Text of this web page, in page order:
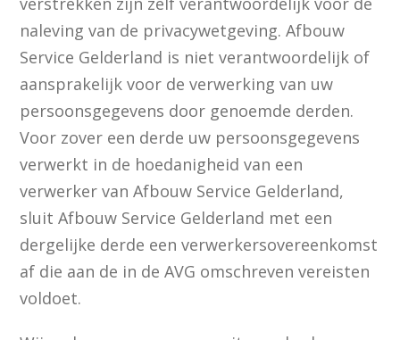
naleving van de privacywetgeving. Afbouw
Service Gelderland is niet verantwoordelijk of
aansprakelijk voor de verwerking van uw
persoonsgegevens door genoemde derden.
Voor zover een derde uw persoonsgegevens
verwerkt in de hoedanigheid van een
verwerker van Afbouw Service Gelderland,
sluit Afbouw Service Gelderland met een
dergelijke derde een verwerkersovereenkomst
af die aan de in de AVG omschreven vereisten
voldoet.